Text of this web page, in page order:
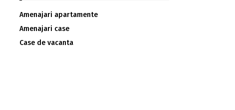
Amenajari apartamente
Amenajari case
Case de vacanta